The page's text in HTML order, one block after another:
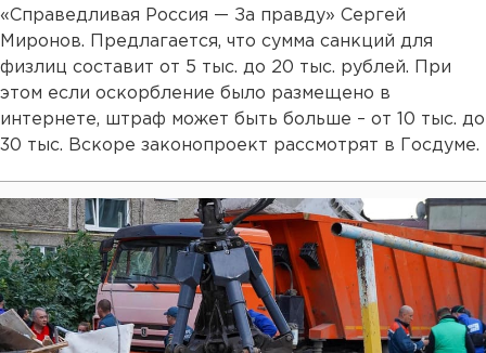
«Справедливая Россия — За правду» Сергей
Миронов. Предлагается, что сумма санкций для
физлиц составит от 5 тыс. до 20 тыс. рублей. При
этом если оскорбление было размещено в
интернете, штраф может быть больше – от 10 тыс. до
30 тыс. Вскоре законопроект рассмотрят в Госдуме.